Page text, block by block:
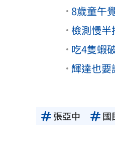
8歲童午
檢測慢
吃4隻蝦
輝達也
張亞中 國